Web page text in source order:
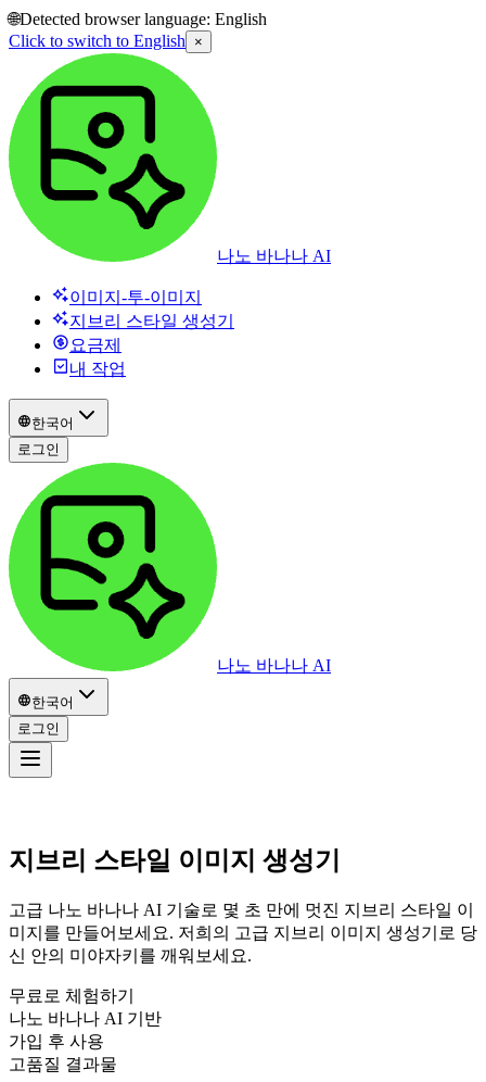
🌐Detected browser language: English
Click to switch to English ×
나노 바나나 AI
이미지-투-이미지
지브리 스타일 생성기
요금제
내 작업
한국어
로그인
나노 바나나 AI
한국어
로그인
지브리 스타일 이미지 생성기
고급 나노 바나나 AI 기술로 몇 초 만에 멋진 지브리 스타일 이
미지를 만들어보세요. 저희의 고급 지브리 이미지 생성기로 당
신 안의 미야자키를 깨워보세요.
무료로 체험하기
나노 바나나 AI 기반
가입 후 사용
고품질 결과물